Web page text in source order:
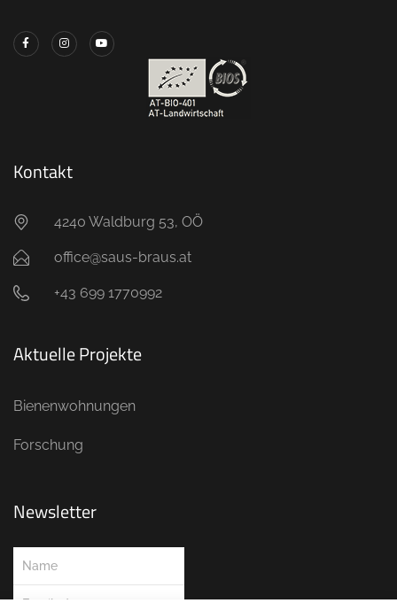
Kontakt
4240 Waldburg 53, OÖ
office@saus-braus.at
+43 699 1770992
Aktuelle Projekte
Bienenwohnungen
Forschung
Newsletter